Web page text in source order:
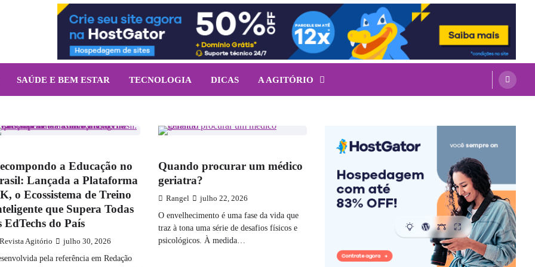
SAÚDE E BEM ESTAR TECNOLOGIA DICAS A AGITÓRIO
a Educação no
Lançada a Plataforma
o Ecossistema de Treino
que Supera Todas
EdTechs do País
Revista Agitório julho 30, 2026
pela referência em Redação
Quando procurar um médico
geriatra?
Rangel julho 22, 2026
O envelhecimento é uma fase da vida que
traz à tona uma série de desafios físicos e
psicológicos. À medida…